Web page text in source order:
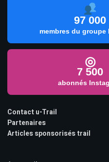
97 000
membres du groupe
◎
7 500
abonnés
Contact u-Trail
Partenaires
Articles sponsorisés trail